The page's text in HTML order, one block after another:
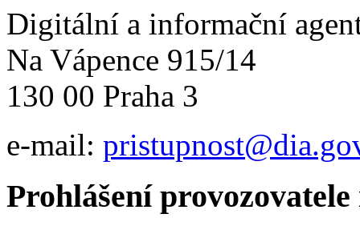
Digitální a informační
Na Vápence 915/14
130 00 Praha 3
e-mail:
Prohlášení